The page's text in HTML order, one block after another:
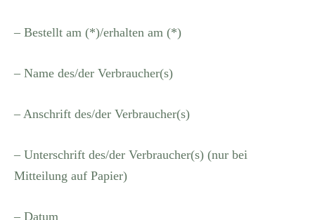
– Bestellt am (*)/erhalten am (*)
– Name des/der Verbraucher(s)
– Anschrift des/der Verbraucher(s)
– Unterschrift des/der Verbraucher(s) (nur bei
Mitteilung auf Papier)
– Datum